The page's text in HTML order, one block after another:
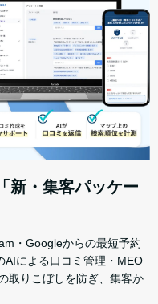
新・集客パッケー
・Googleからの最短予約
AIによる口コミ管理・MEO
取りこぼしを防ぎ、集客か